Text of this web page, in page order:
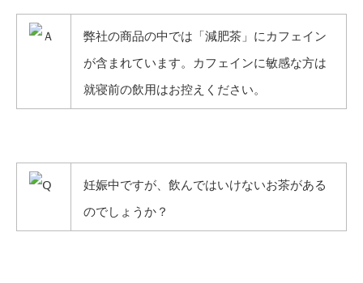
弊社の商品の中では「減肥茶」にカフェイン
が含まれています。カフェインに敏感な方は
就寝前の飲用はお控えください。
妊娠中ですが、飲んではいけないお茶がある
のでしょうか？